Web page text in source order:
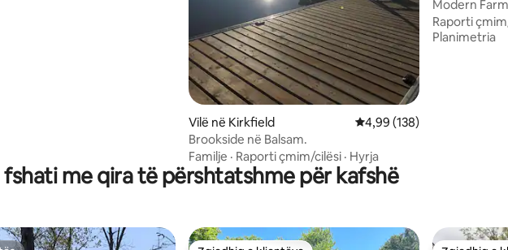
Vilë në Kirkfield Vlerësimi mesatar 4,99 nga
4,99 (138)
Brookside në Balsam.
Familje · Raporti çmim/cilësi · Hyrja
Modern Farmhouse XL
15Mins- Falls
Raporti
Planimetria
fshati me qira të përshtatshme për kafshë